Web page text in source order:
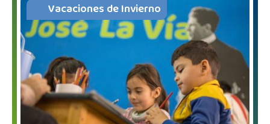
Vacaciones de Invierno